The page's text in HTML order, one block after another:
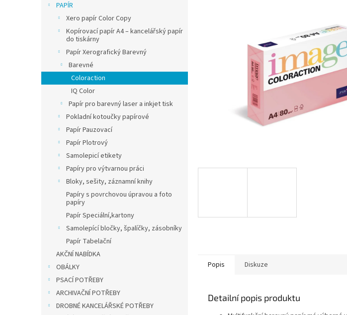
e
PAPÍR
Xero papír Color Copy
Kopírovací papír A4 – kancelářský papír
do tiskárny
Papír Xerografický Barevný
Barevné
Coloraction
IQ Color
Papír pro barevný laser a inkjet tisk
Pokladní kotoučky papírové
Papír Pauzovací
Papír Plotrový
Samolepicí etikety
Papíry pro výtvarnou práci
Bloky, sešity, záznamní knihy
Papíry s povrchovou úpravou a foto
papíry
Papír Speciální,kartony
Samolepící bločky, špalíčky, zásobníky
Papír Tabelační
AKČNÍ NABÍDKA
OBÁLKY
PSACÍ POTŘEBY
ARCHIVAČNÍ POTŘEBY
DROBNÉ KANCELÁŘSKÉ POTŘEBY
Popis Diskuze
Detailní popis produktu